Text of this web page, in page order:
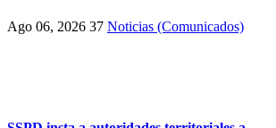
Ago 06, 2026 37 Noticias (Comunicados)